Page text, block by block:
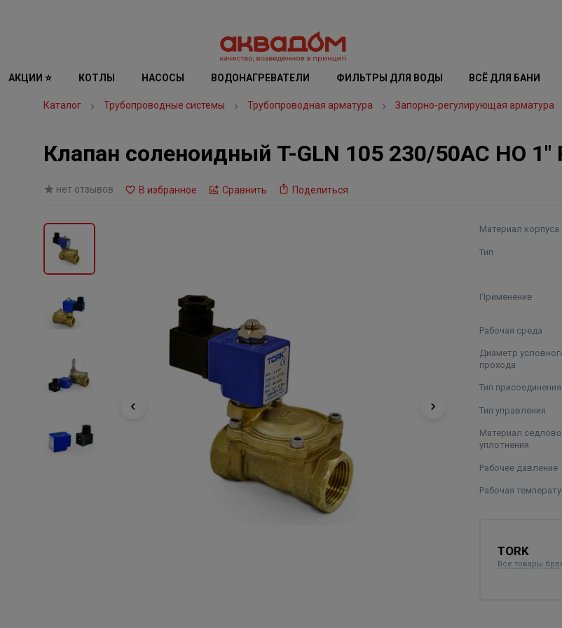
АКЦИИ ⭐ КОТЛЫ НАСОСЫ ВОДОНАГРЕВАТЕЛИ ФИЛЬТРЫ ДЛЯ ВОДЫ ВСЁ ДЛЯ БАНИ
Каталог Трубопроводные системы Трубопроводная арматура Запорно-регулирующая арматура
Клапан соленоидный T-GLN 105 230/50AC НО 1"
нет отзывов В избранное Сравнить Поделиться
Материал корпуса
Тип
Применение
Рабочая среда
Диаметр
прохода
Тип присоединения
Тип управления
Материал
уплотнения
Рабочее давление
Рабочая
TORK
Все товары